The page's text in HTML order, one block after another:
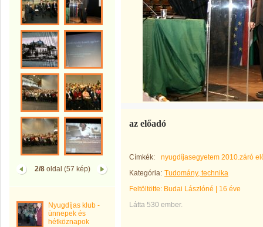
2/8oldal (57 kép)
Nyugdíjas klub -
ünnepek és
hétköznapok
az előadó
Címkék:
nyugdíjasegyetem 2010.záró
Kategória: Tudomány, technika
Feltöltötte: Budai Lászlóné
16 éve
Látta 530 ember.